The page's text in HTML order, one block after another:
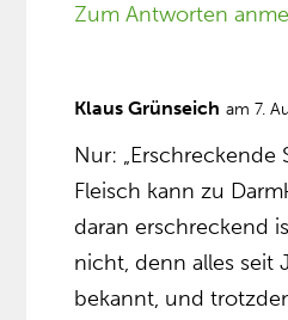
Zum Antworten
Klaus Grünseich am 7.
Nur: „Erschreckende
Fleisch kann zu
daran erschreckend
nicht, denn alles seit
bekannt, und